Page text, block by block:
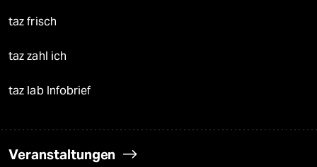
taz frisch
taz zahl ich
taz lab Infobrief
Veranstaltungen